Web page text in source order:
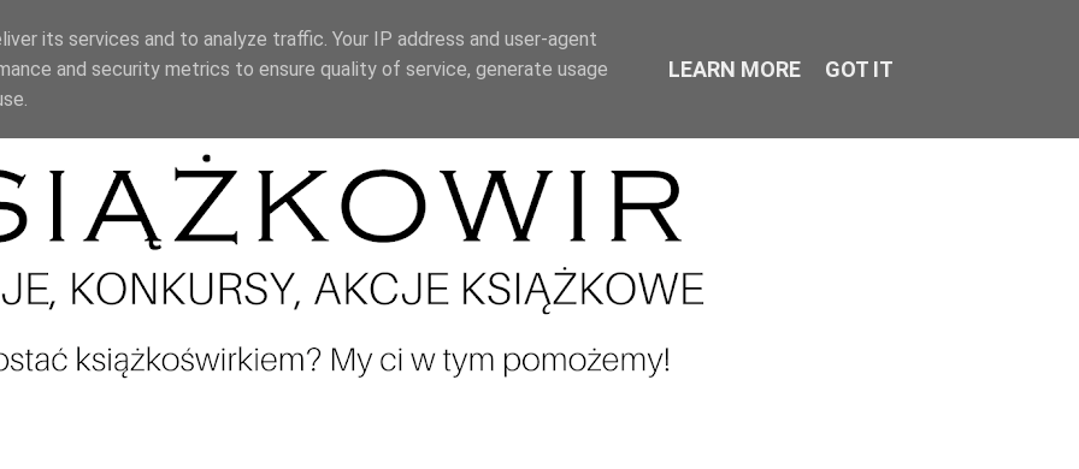
its services and to analyze traffic. Your IP address and user-agent
and security metrics to ensure quality of service, generate usage
LEARN MORE GOT IT